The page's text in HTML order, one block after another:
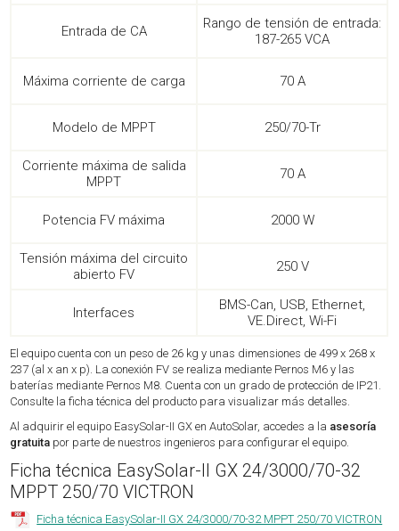
Entrada de CA
Rango de tensión de entrada:
187-265 VCA
Máxima corriente de carga 70 A
Modelo de MPPT 250/70-Tr
Corriente máxima de salida
MPPT
70 A
Potencia FV máxima 2000 W
Tensión máxima del circuito
abierto FV
250 V
Interfaces
BMS-Can, USB, Ethernet,
VE.Direct, Wi-Fi
El equipo cuenta con un peso de 26 kg y unas dimensiones de 499 x 268 x
237 (al x an x p). La conexión FV se realiza mediante Pernos M6 y las
baterías mediante Pernos M8. Cuenta con un grado de protección de IP21.
Consulte la ficha técnica del producto para visualizar más detalles.
Al adquirir el equipo EasySolar-II GX en AutoSolar, accedes a la asesoría
gratuita por parte de nuestros ingenieros para configurar el equipo.
Ficha técnica EasySolar-II GX 24/3000/70-32
MPPT 250/70 VICTRON
Ficha técnica EasySolar-II GX 24/3000/70-32 MPPT 250/70 VICTRON